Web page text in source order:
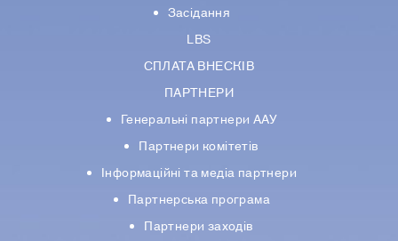
Засідання
LBS
СПЛАТА ВНЕСКІВ
ПАРТНЕРИ
Генеральні партнери ААУ
Партнери комiтетiв
Iнформацiйнi та медіа партнери
Партнерська програма
Партнери заходів